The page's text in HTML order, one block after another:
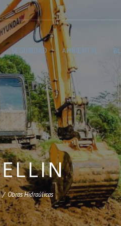
SEGURIDAD AMBIENTAL
/ Obras Hidraúlicas